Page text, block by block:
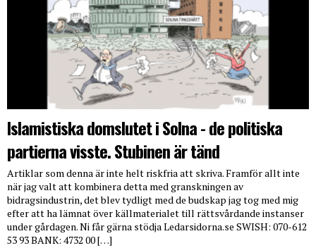
Islamistiska domslutet i Solna - de politiska
partierna visste. Stubinen är tänd
Artiklar som denna är inte helt riskfria att skriva. Framför allt inte
när jag valt att kombinera detta med granskningen av
bidragsindustrin, det blev tydligt med de budskap jag tog med mig
efter att ha lämnat över källmaterialet till rättsvårdande instanser
under gårdagen. Ni får gärna stödja Ledarsidorna.se SWISH: 070-612
53 93 BANK: 4732 00 […]